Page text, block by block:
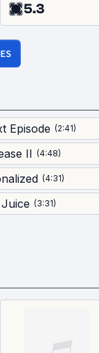
5.3
Episode (2:41)
II (4:48)
(4:31)
(3:31)